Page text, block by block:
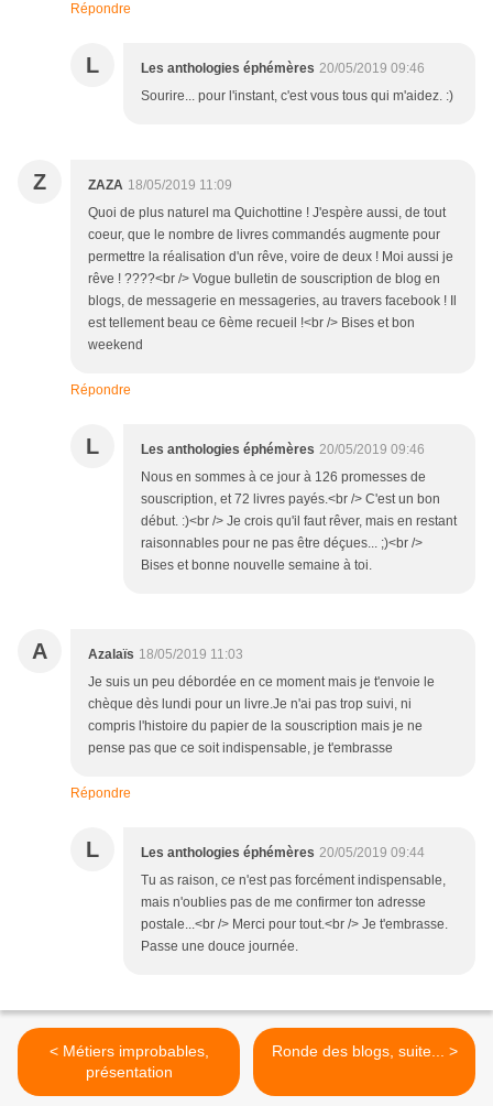
Répondre
L Les anthologies éphémères 20/05/2019 09:46
Sourire... pour l'instant, c'est vous tous qui m'aidez. :)
Z ZAZA 18/05/2019 11:09
Quoi de plus naturel ma Quichottine ! J'espère aussi, de tout
coeur, que le nombre de livres commandés augmente pour
permettre la réalisation d'un rêve, voire de deux ! Moi aussi je
rêve ! ????<br /> Vogue bulletin de souscription de blog en
blogs, de messagerie en messageries, au travers facebook ! Il
est tellement beau ce 6ème recueil !<br /> Bises et bon
weekend
Répondre
L Les anthologies éphémères 20/05/2019 09:46
Nous en sommes à ce jour à 126 promesses de
souscription, et 72 livres payés.<br /> C'est un bon
début. :)<br /> Je crois qu'il faut rêver, mais en restant
raisonnables pour ne pas être déçues... ;)<br />
Bises et bonne nouvelle semaine à toi.
A Azalaïs 18/05/2019 11:03
Je suis un peu débordée en ce moment mais je t'envoie le
chèque dès lundi pour un livre.Je n'ai pas trop suivi, ni
compris l'histoire du papier de la souscription mais je ne
pense pas que ce soit indispensable, je t'embrasse
Répondre
L Les anthologies éphémères 20/05/2019 09:44
Tu as raison, ce n'est pas forcément indispensable,
mais n'oublies pas de me confirmer ton adresse
postale...<br /> Merci pour tout.<br /> Je t'embrasse.
Passe une douce journée.
< Métiers improbables,
présentation
Ronde des blogs, suite... >